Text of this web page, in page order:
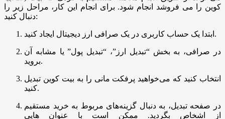
کوین را می ‌فروشد انجام شود. برای انجام این کار، مراحل زیر را
دنبال کنید:
ابتدا یک حساب کاربری در یک صرافی ارز دیجیتال ایجاد کنید.
در صرافی، به بخش “تبدیل ارز”، “تبدیل پول” یا مشابه آن
بروید.
انتخاب کنید که می‌خواهید پرفکت مانی را به بیت کوین تبدیل
کنید.
در صفحه تبدیل، به دنبال گزینه‌های مربوط به خرید مستقیم
از اشخاص بگردید. ممکن است با عنوان‌ هایی